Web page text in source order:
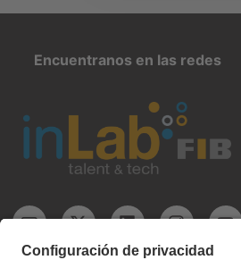
Encuentranos en las redes
inlab@fib.upc.edu